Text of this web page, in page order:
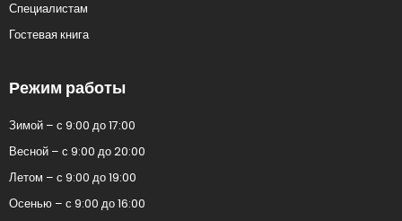
Специалистам
Гостевая книга
Режим работы
Зимой – с 9:00 до 17:00
Весной – с 9:00 до 20:00
Летом – с 9:00 до 19:00
Осенью – с 9:00 до 16:00